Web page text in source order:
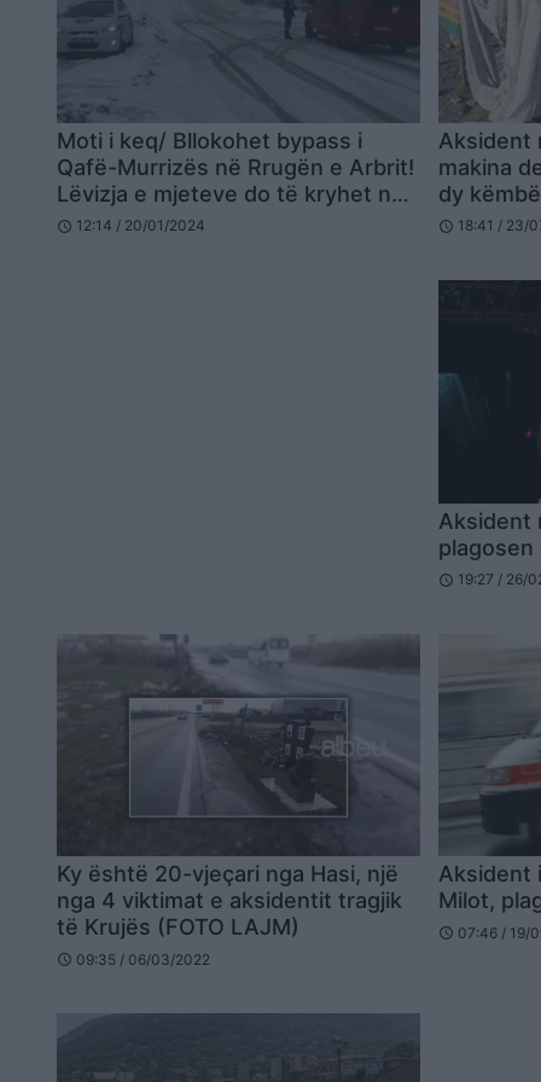
Moti i keq/ Bllokohet bypass i
Qafë-Murrizës në Rrugën e Arbrit!
Lëvizja e mjeteve do të kryhet nga
aksi i vjetër! Përmbyset kamioni
schedule 12:14 / 20/01/2024
Aksident
makina
dy
schedule 18:41 / 23/
Aksident
plagosen
schedule 19:27 / 26/
Ky është 20-vjeçari nga Hasi, një
nga 4 viktimat e aksidentit tragjik
të Krujës (FOTO LAJM)
schedule 09:35 / 06/03/2022
Aksident
Milot,
schedule 07:46 / 19/